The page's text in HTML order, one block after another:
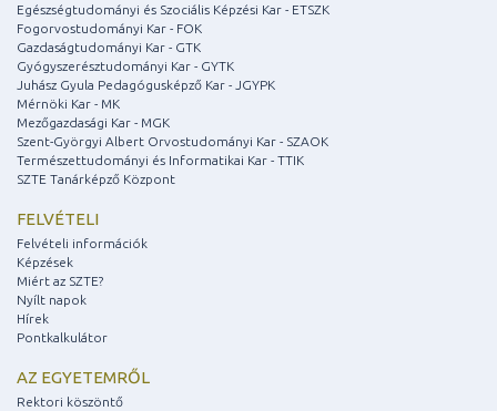
Egészségtudományi és Szociális Képzési Kar - ETSZK
Fogorvostudományi Kar - FOK
Gazdaságtudományi Kar - GTK
Gyógyszerésztudományi Kar - GYTK
Juhász Gyula Pedagógusképző Kar - JGYPK
Mérnöki Kar - MK
Mezőgazdasági Kar - MGK
Szent-Györgyi Albert Orvostudományi Kar - SZAOK
Természettudományi és Informatikai Kar - TTIK
SZTE Tanárképző Központ
FELVÉTELI
Felvételi információk
Képzések
Miért az SZTE?
Nyílt napok
Hírek
Pontkalkulátor
AZ EGYETEMRŐL
Rektori köszöntő